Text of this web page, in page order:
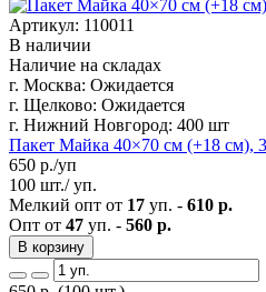
Артикул: 110011
В наличии
Наличие на складах
г. Москва: Ожидается
г. Щелково: Ожидается
г. Нижний Новгород: 400 шт
Пакет Майка 40×70 см (+18 см),
650 р./уп
100 шт./ уп.
Мелкий опт от 17 уп. - 610 р.
Опт от 47 уп. - 560 р.
В корзину